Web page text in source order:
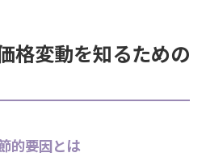
格変動を知るための
的要因とは